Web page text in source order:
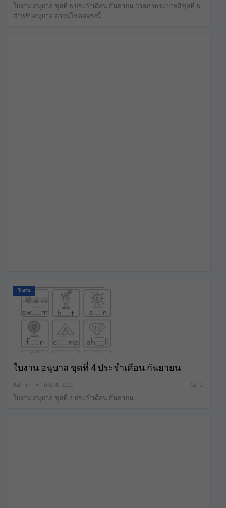
ใบงาน อนุบาล ชุดที่ 5 ประจำเดือน กันยายน วาดภาพระบายสีชุดที่ 5
สำหรับอนุบาล ดาวน์โหลดตรงนี้
ใบงาน
ใบงาน อนุบาล ชุดที่ 4 ประจำเดือน กันยายน
Admin ก.ย. 4, 2020 0
ใบงาน อนุบาล ชุดที่ 4 ประจำเดือน กันยายน